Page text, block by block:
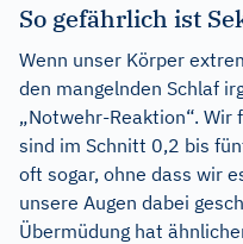
So gefährlich ist
Wenn unser Körper
den mangelnden Schlaf
„Notwehr-Reaktion“. Wir
sind im Schnitt 0,2 bis
oft sogar, ohne dass wir
unsere Augen dabei
Übermüdung hat